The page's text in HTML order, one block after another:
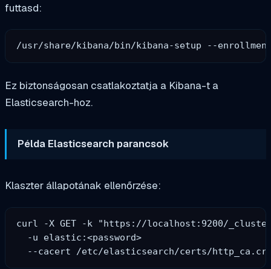
futtasd:
Ez biztonságosan csatlakoztatja a Kibana-t a
Elasticsearch-hoz.
Példa Elasticsearch parancsok
Klaszter állapotának ellenőrzése:
curl -X GET -k "https://localhost:9200/
  -u elastic:<password>